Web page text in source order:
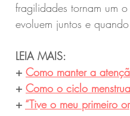
fragilidades tornam um
evoluem juntos e
LEIA MAIS:
+ Como manter a
+ Como o ciclo
+ “Tive o meu primeiro